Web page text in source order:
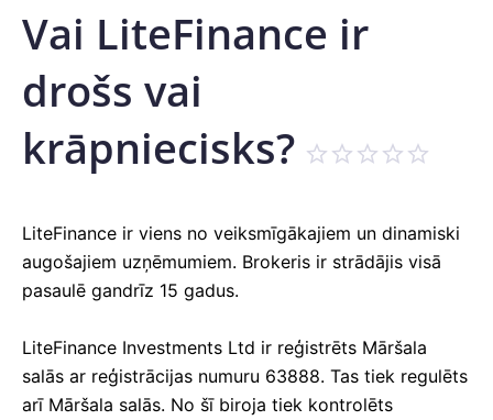
Vai LiteFinance ir
drošs vai
krāpniecisks?
LiteFinance ir viens no veiksmīgākajiem un dinamiski
augošajiem uzņēmumiem. Brokeris ir strādājis visā
pasaulē gandrīz 15 gadus.
LiteFinance Investments Ltd ir reģistrēts Māršala
salās ar reģistrācijas numuru 63888. Tas tiek regulēts
arī Māršala salās. No šī biroja tiek kontrolēts